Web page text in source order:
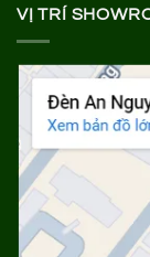
VỊ TRÍ